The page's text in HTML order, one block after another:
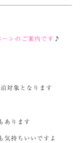
ンのご案内です ♪
対象となります
あります
気持ちいいですよ